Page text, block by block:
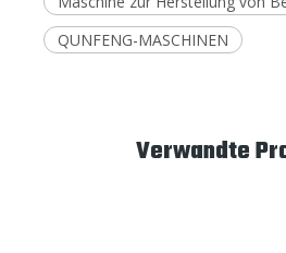
QUNFENG-MASCHINEN
Verwandte